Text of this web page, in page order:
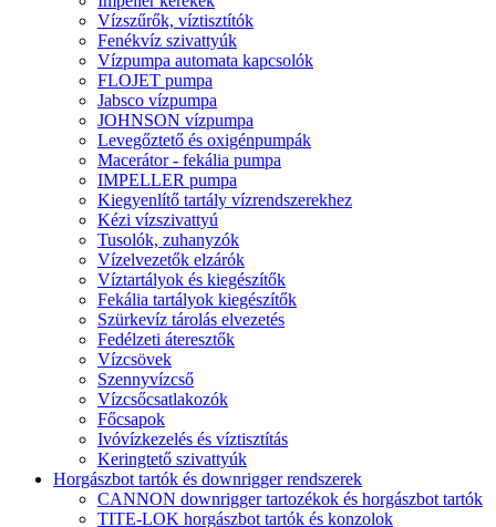
Vízszűrők, víztisztítók
Fenékvíz szivattyúk
Vízpumpa automata kapcsolók
FLOJET pumpa
Jabsco vízpumpa
JOHNSON vízpumpa
Levegőztető és oxigénpumpák
Macerátor - fekália pumpa
IMPELLER pumpa
Kiegyenlítő tartály vízrendszerekhez
Kézi vízszivattyú
Tusolók, zuhanyzók
Vízelvezetők elzárók
Víztartályok és kiegészítők
Fekália tartályok kiegészítők
Szürkevíz tárolás elvezetés
Fedélzeti áteresztők
Vízcsövek
Szennyvízcső
Vízcsőcsatlakozók
Főcsapok
Ivóvízkezelés és víztisztítás
Keringtető szivattyúk
Horgászbot tartók és downrigger rendszerek
CANNON downrigger tartozékok és horgászbot tartók
TITE-LOK horgászbot tartók és konzolok